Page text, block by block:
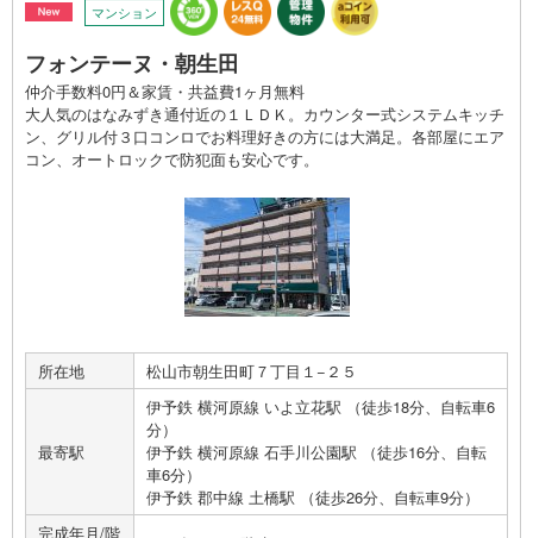
マンション
フォンテーヌ・朝生田
仲介手数料0円＆家賃・共益費1ヶ月無料
大人気のはなみずき通付近の１ＬＤＫ。カウンター式システムキッチ
ン、グリル付３口コンロでお料理好きの方には大満足。各部屋にエア
コン、オートロックで防犯面も安心です。
所在地 松山市朝生田町７丁目１−２５
最寄駅
伊予鉄 横河原線 いよ立花駅 （徒歩18分、自転車6
分）
伊予鉄 横河原線 石手川公園駅 （徒歩16分、自転
車6分）
伊予鉄 郡中線 土橋駅 （徒歩26分、自転車9分）
完成年月/階